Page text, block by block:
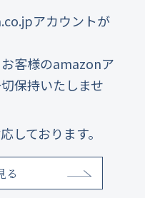
アカウントが
客様のamazonア
保持いたしませ
しております。
る